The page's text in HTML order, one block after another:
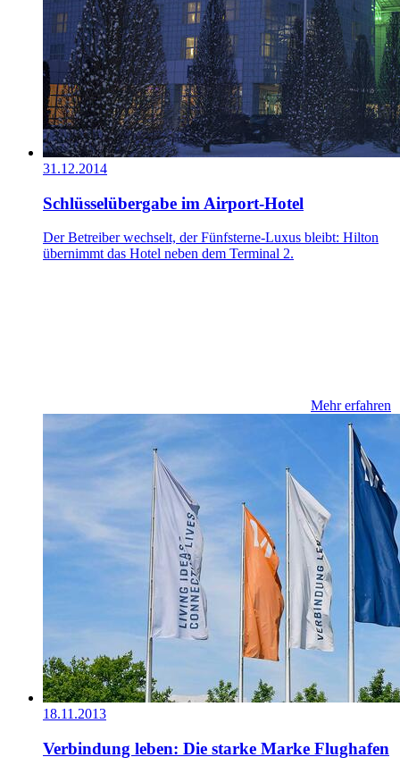
31.12.2014
Schlüsselübergabe im Airport-Hotel
Der Betreiber wechselt, der Fünfsterne-Luxus bleibt: Hilton
übernimmt das Hotel neben dem Terminal 2.
Mehr erfahren
18.11.2013
Verbindung leben: Die starke Marke Flughafen